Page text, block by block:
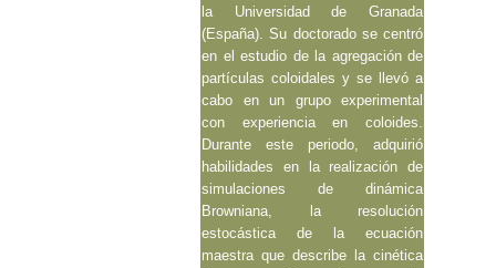
la Universidad de Granada
(España). Su doctorado se centró
en el estudio de la agregación de
partículas coloidales y se llevó a
cabo en un grupo experimental
con experiencia en coloides.
Durante este periodo, adquirió
habilidades en la realización de
simulaciones de dinámica
Browniana, la resolución
estocástica de la ecuación
maestra que describe la cinética